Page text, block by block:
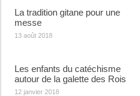
La tradition gitane pour une
messe
13 août 2018
Les enfants du catéchisme
autour de la galette des Rois
12 janvier 2018